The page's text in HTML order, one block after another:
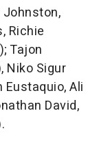
Johnston,
Richie
Tajon
Niko Sigur
Ali
David,